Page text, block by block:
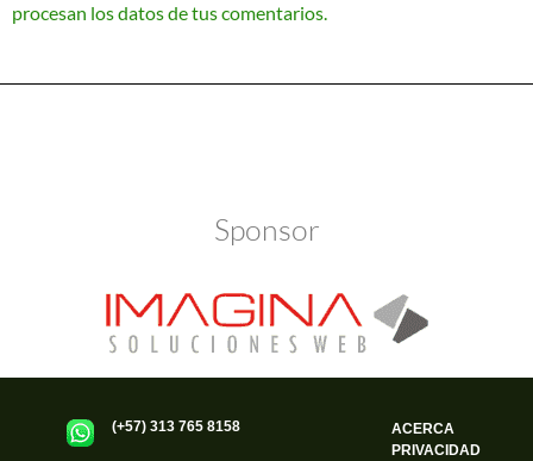
procesan los datos de tus comentarios.
Sponsor
(+57) 313 765 8158
ACERCA
PRIVACIDAD